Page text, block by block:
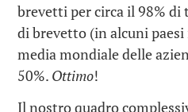
brevetti per circa il 98%
di brevetto (in alcuni
media mondiale delle
50%. Ottimo!
Il nostro quadro